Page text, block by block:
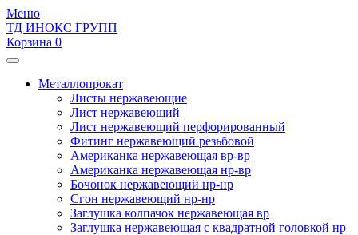
Меню
ТД ИНОКС ГРУПП
Корзина 0
Металлопрокат
Листы нержавеющие
Лист нержавеющий
Лист нержавеющий перфорированный
Фитинг нержавеющий резьбовой
Американка нержавеющая вр-вр
Американка нержавеющая нр-вр
Бочонок нержавеющий нр-нр
Сгон нержавеющий нр-нр
Заглушка колпачок нержавеющая вр
Заглушка нержавеющая с квадратной головкой нр